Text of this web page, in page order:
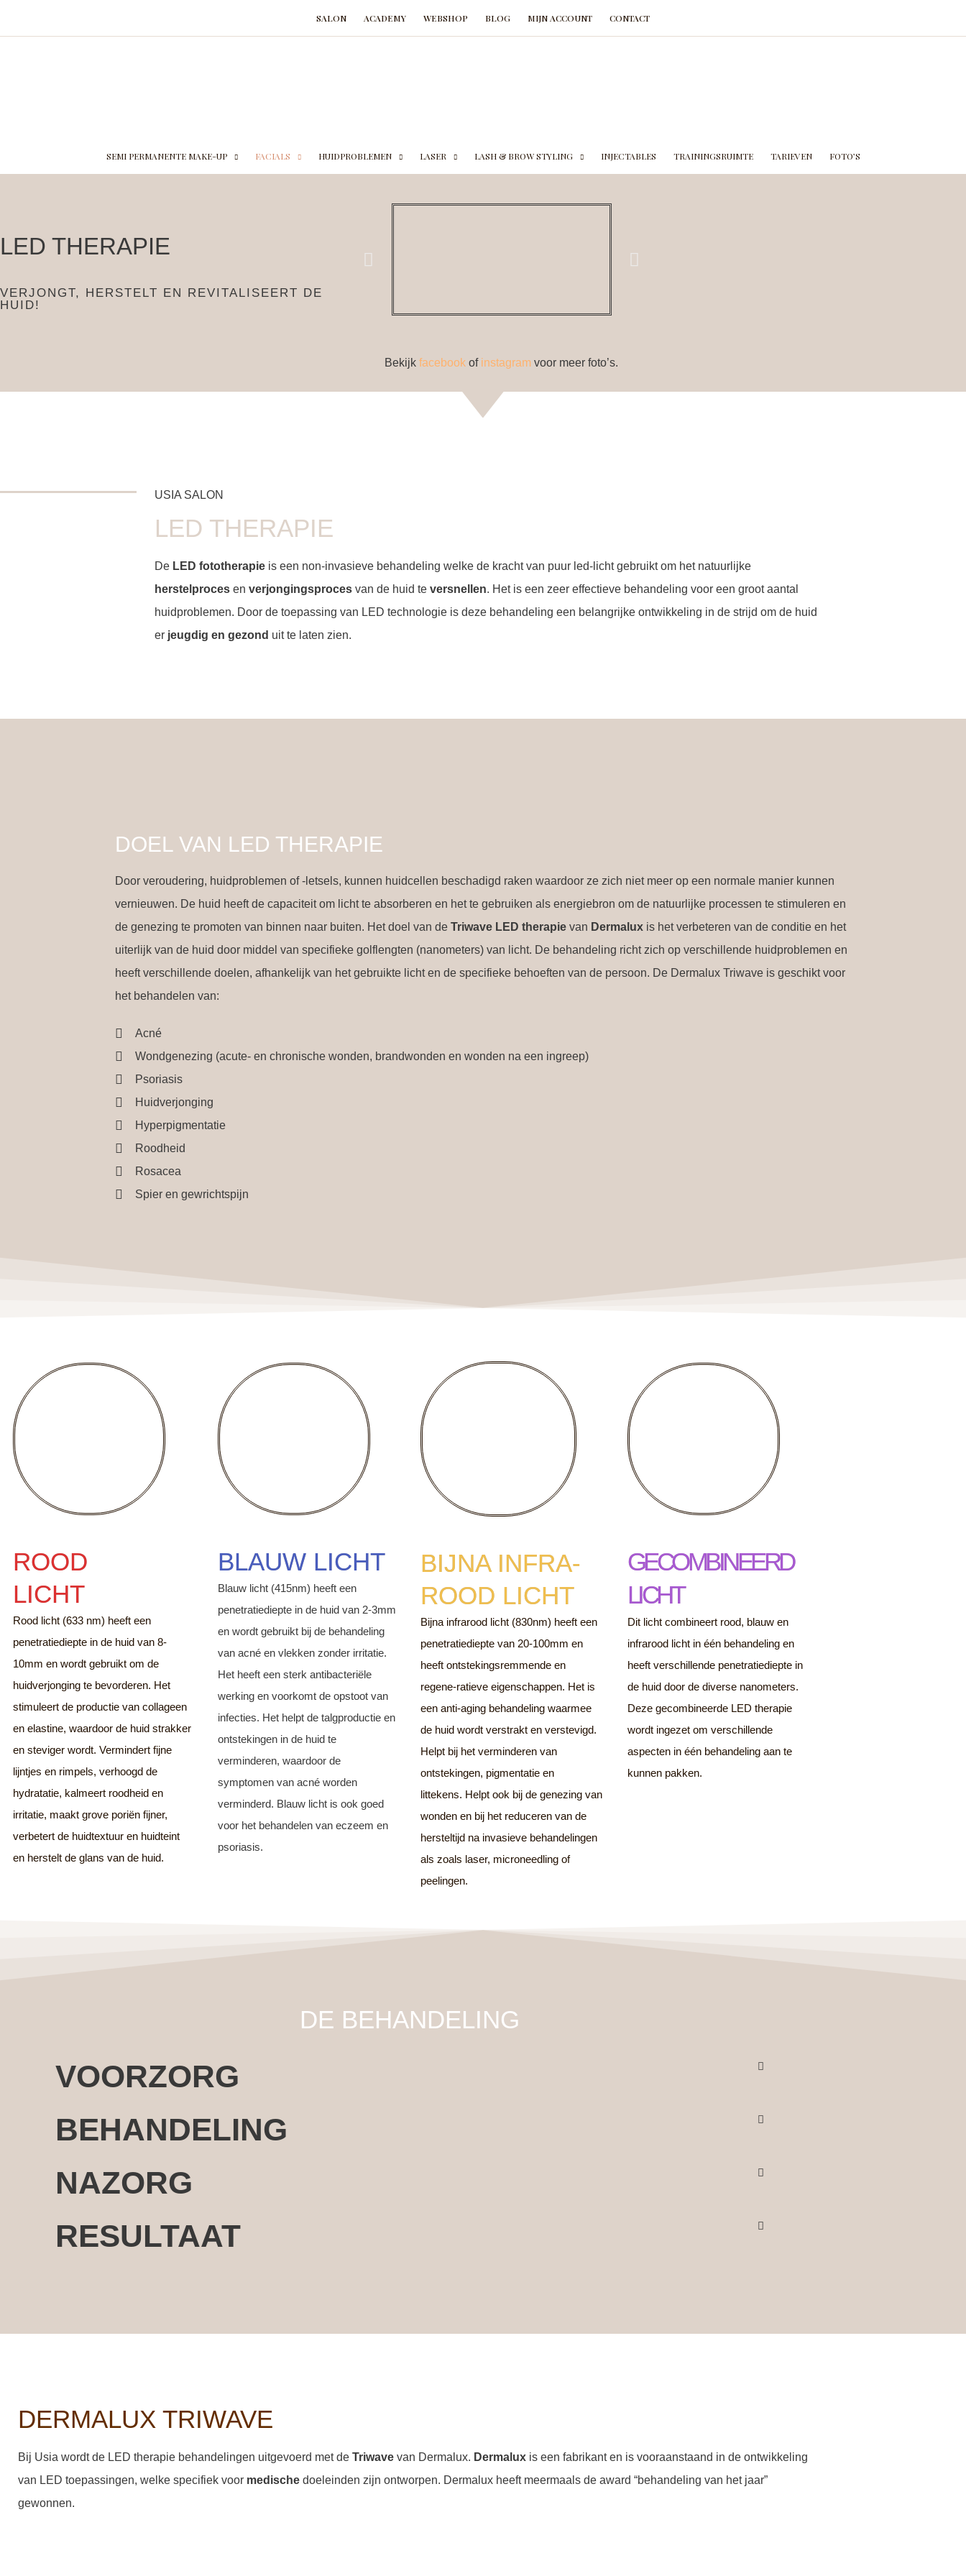
SALON ACADEMY WEBSHOP BLOG MIJN ACCOUNT CONTACT
SEMI PERMANENTE MAKE-UP FACIALS HUIDPROBLEMEN LASER LASH & BROW STYLING INJECTABLES TRAININGSRUIMTE TARIEVEN FOTO’S
LED THERAPIE
VERJONGT, HERSTELT EN REVITALISEERT DE
HUID!
Bekijk facebook of instagram voor meer foto’s.
USIA SALON
LED THERAPIE
De LED fototherapie is een non-invasieve behandeling welke de kracht van puur led-licht gebruikt om het natuurlijke
herstelproces enverjongingsproces van de huid teversnellen. Het is een zeer effectieve behandeling voor een groot aantal
huidproblemen. Door de toepassing van LED technologie is deze behandeling een belangrijke ontwikkeling in de strijd om de huid
er jeugdig en gezond uit te laten zien.
DOEL VAN LED THERAPIE
Door veroudering, huidproblemen of -letsels, kunnen huidcellen beschadigd raken waardoor ze zich niet meer op een normale manier kunnen
vernieuwen. De huid heeft de capaciteit om licht te absorberen en het te gebruiken als energiebron om de natuurlijke processen te stimuleren en
de genezing te promoten van binnen naar buiten. Het doel van de Triwave LED therapie van Dermalux is het verbeteren van de conditie en het
uiterlijk van de huid door middel van specifieke golflengten (nanometers) van licht. De behandeling richt zich op verschillende huidproblemen en
heeft verschillende doelen, afhankelijk van het gebruikte licht en de specifieke behoeften van de persoon. De Dermalux Triwave is geschikt voor
het behandelen van:
Acné
Wondgenezing (acute- en chronische wonden, brandwonden en wonden na een ingreep)
Psoriasis
Huidverjonging
Hyperpigmentatie
Roodheid
Rosacea
Spier en gewrichtspijn
ROOD
LICHT
Rood licht (633 nm) heeft een
penetratiediepte in de huid van 8-
10mm en wordt gebruikt om de
huidverjonging te bevorderen. Het
stimuleert de productie van collageen
en elastine, waardoor de huid strakker
en steviger wordt. Vermindert fijne
lijntjes en rimpels, verhoogd de
hydratatie, kalmeert roodheid en
irritatie, maakt grove poriën fijner,
verbetert de huidtextuur en huidteint
en herstelt de glans van de huid.
BLAUW LICHT
Blauw licht (415nm) heeft een
penetratiediepte in de huid van 2-3mm
en wordt gebruikt bij de behandeling
van acné en vlekken zonder irritatie.
Het heeft een sterk antibacteriële
werking en voorkomt de opstoot van
infecties. Het helpt de talgproductie en
ontstekingen in de huid te
verminderen, waardoor de
symptomen van acné worden
verminderd. Blauw licht is ook goed
voor het behandelen van eczeem en
psoriasis.
BIJNA INFRA-
ROOD LICHT
Bijna infrarood licht (830nm) heeft een
penetratiediepte van 20-100mm en
heeft ontstekingsremmende en
regene-ratieve eigenschappen. Het is
een anti-aging behandeling waarmee
de huid wordt verstrakt en verstevigd.
Helpt bij het verminderen van
ontstekingen, pigmentatie en
littekens. Helpt ook bij de genezing van
wonden en bij het reduceren van de
hersteltijd na invasieve behandelingen
als zoals laser, microneedling of
peelingen.
GECOMBINEERD
LICHT
Dit licht combineert rood, blauw en
infrarood licht in één behandeling en
heeft verschillende penetratiediepte in
de huid door de diverse nanometers.
Deze gecombineerde LED therapie
wordt ingezet om verschillende
aspecten in één behandeling aan te
kunnen pakken.
DE BEHANDELING
VOORZORG
BEHANDELING
NAZORG
RESULTAAT
DERMALUX TRIWAVE
Bij Usia wordt de LED therapie behandelingen uitgevoerd met de Triwave van Dermalux. Dermalux is een fabrikant en is vooraanstaand in de ontwikkeling
van LED toepassingen, welke specifiek voor medische doeleinden zijn ontworpen. Dermalux heeft meermaals de award “behandeling van het jaar”
gewonnen.